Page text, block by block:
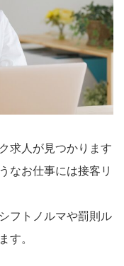
求人が見つかります
なお仕事には接客リ
フトノルマや罰則ル
す。